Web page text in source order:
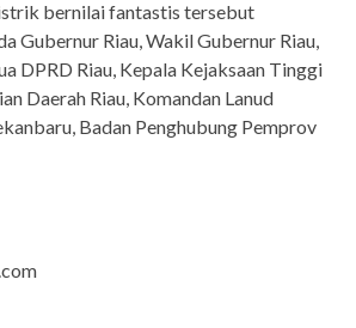
bernilai fantastis tersebut
Gubernur Riau, Wakil Gubernur Riau,
DPRD Riau, Kepala Kejaksaan Tinggi
Daerah Riau, Komandan Lanud
Badan Penghubung Pemprov